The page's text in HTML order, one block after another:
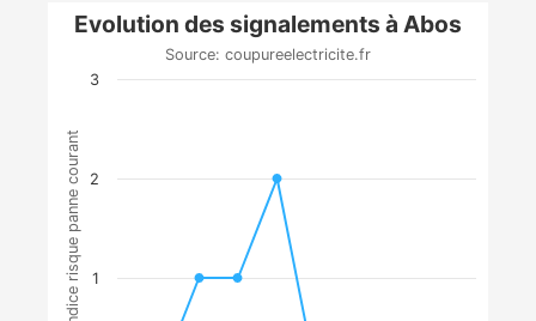
Indice risque panne courant
Evolution des signalements à Abos
Source: coupureelectricite.fr
1
2
3